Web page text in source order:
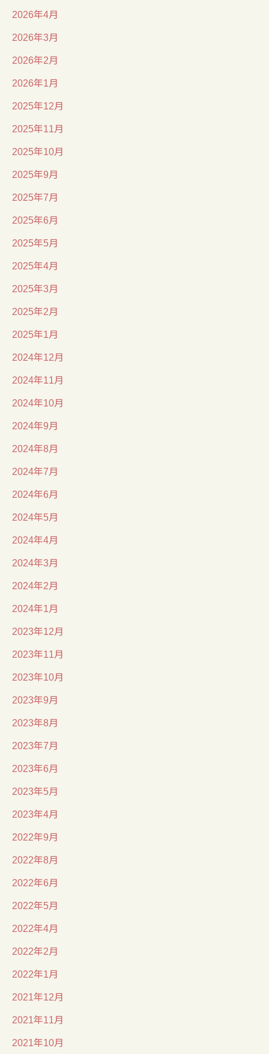
2026年4月
2026年3月
2026年2月
2026年1月
2025年12月
2025年11月
2025年10月
2025年9月
2025年7月
2025年6月
2025年5月
2025年4月
2025年3月
2025年2月
2025年1月
2024年12月
2024年11月
2024年10月
2024年9月
2024年8月
2024年7月
2024年6月
2024年5月
2024年4月
2024年3月
2024年2月
2024年1月
2023年12月
2023年11月
2023年10月
2023年9月
2023年8月
2023年7月
2023年6月
2023年5月
2023年4月
2022年9月
2022年8月
2022年6月
2022年5月
2022年4月
2022年2月
2022年1月
2021年12月
2021年11月
2021年10月